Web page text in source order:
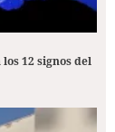
12 signos del